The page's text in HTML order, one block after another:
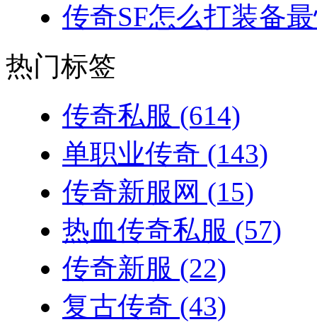
传奇SF怎么打装备
热门标签
传奇私服 (614)
单职业传奇 (143)
传奇新服网 (15)
热血传奇私服 (57)
传奇新服 (22)
复古传奇 (43)